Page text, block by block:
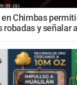
Chimbas
robadas y señalar